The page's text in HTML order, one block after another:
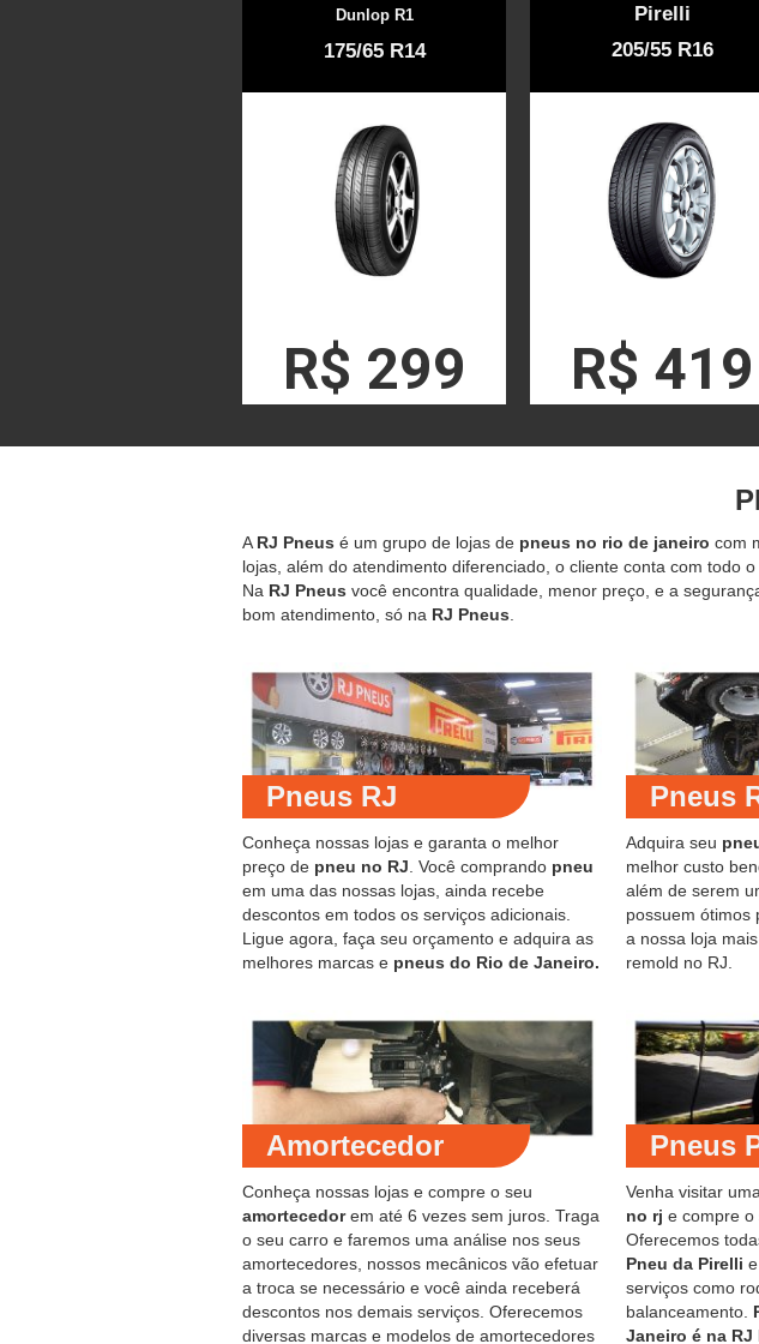
Dunlop R1
175/65 R14
R$ 299
Pirelli
205/55 R16
R$ 419
A RJ Pneus é um grupo de lojas de pneus no rio de janeiro com
lojas, além do atendimento diferenciado, o cliente conta com todo
Na RJ Pneus você encontra qualidade, menor preço, e a
bom atendimento, só na RJ Pneus
Pneus RJ
Conheça nossas lojas e garanta o melhor
preço de pneu no RJ. Você comprando pneu
em uma das nossas lojas, ainda recebe
descontos em todos os serviços adicionais.
Ligue agora, faça seu orçamento e adquira as
melhores marcas e pneus do Rio de Janeiro.
Pneus
Adquira seu
melhor custo
além de serem
possuem ótimos
a nossa loja
remold no RJ.
Amortecedor
Conheça nossas lojas e compre o seu
amortecedorem até 6 vezes sem juros. Traga
o seu carro e faremos uma análise nos seus
amortecedores, nossos mecânicos vão efetuar
a troca se necessário e você ainda receberá
descontos nos demais serviços. Oferecemos
diversas marcas e modelos de amortecedores
Pneus
Venha visitar
no rj e compre o
Oferecemos
Pneu da Pirelli
serviços como
balanceamento.
Janeiro é na RJ